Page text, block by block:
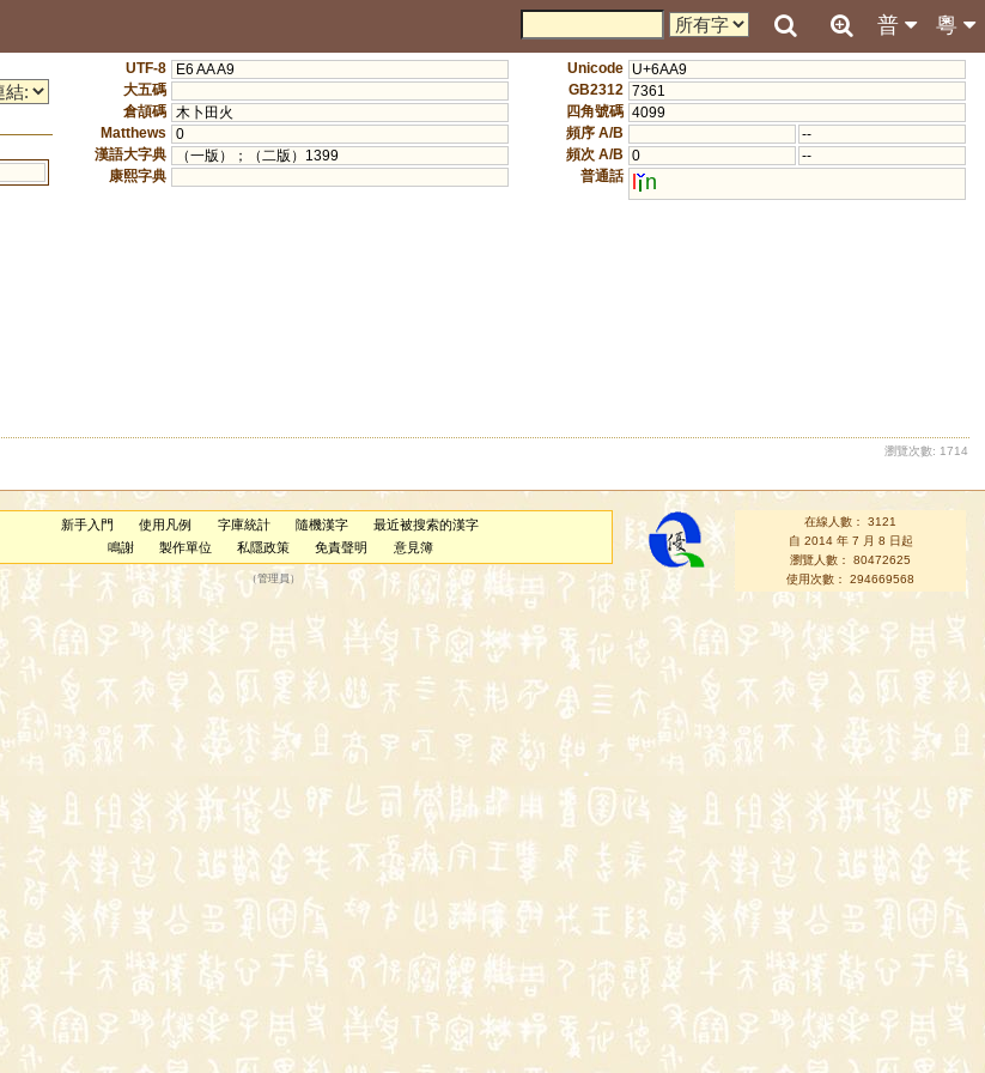
粵
普
UTF-8
E6 AA A9
大五碼
倉頡碼
木卜田火
Matthews
0
漢語大字典
（一版）；（二版）1399
康熙字典
Unicode U+6AA9
GB2312 7361
四角號碼 4099
頻序 A/B
--
頻次 A/B 0
--
普通話 l n
瀏覽次數: 1714
新手入門 使用凡例 字庫統計 隨機漢字
最近被搜索的漢字
鳴謝
製作單位 私隱政策 免責聲明 意見簿
（管理員）
在線人數： 3121
自 2014 年 7 月 8 日起
瀏覽人數： 80472625
使用次數： 294669568